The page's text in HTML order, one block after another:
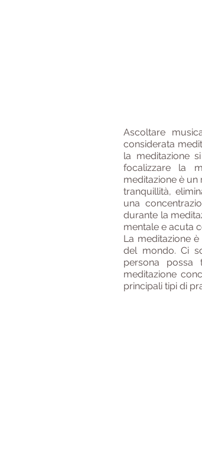
Ascoltare
considerata
la meditazione
focalizzare la
meditazione è
tranquillità,
una
durante la
mentale e acuta
La meditazione
del mondo. Ci
persona
meditazione
principali tipi di